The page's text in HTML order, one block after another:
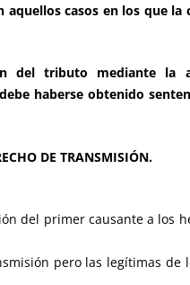
casos en los que la
del tributo mediante la
haberse obtenido
DE TRANSMISIÓN.
del primer causante a los
pero las legítimas de